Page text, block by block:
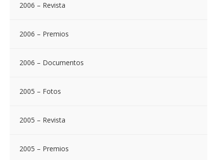
2006 – Revista
2006 – Premios
2006 – Documentos
2005 – Fotos
2005 – Revista
2005 – Premios